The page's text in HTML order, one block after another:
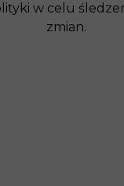
w celu
zmian.